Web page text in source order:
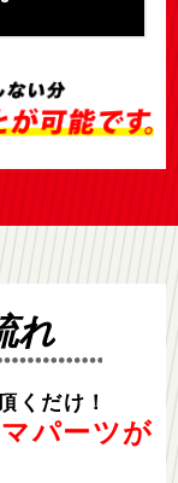
れ
くだけ！
パーツが